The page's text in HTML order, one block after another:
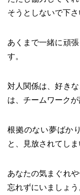
そうとしないで下さ
あくまで一緒に頑
す。
対人関係は、好き
は、チームワーク
根拠のない夢ばか
と、見放されてし
あなたの気まぐれ
忘れずにいましょう